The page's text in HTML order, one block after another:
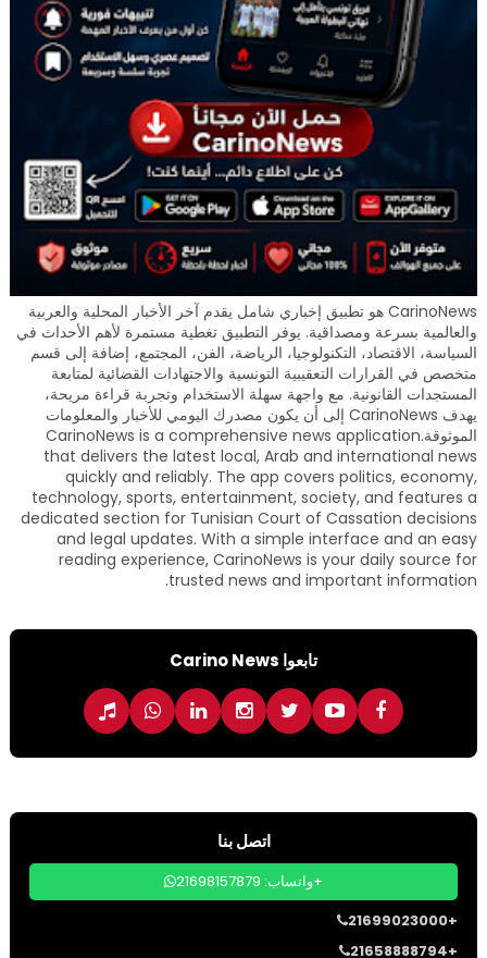
CarinoNews هو تطبيق إخباري شامل يقدم آخر الأخبار المحلية والعربية
والعالمية بسرعة ومصداقية. يوفر التطبيق تغطية مستمرة لأهم الأحداث في
السياسة، الاقتصاد، التكنولوجيا، الرياضة، الفن، المجتمع، إضافة إلى قسم
متخصص في القرارات التعقيبية التونسية والاجتهادات القضائية لمتابعة
المستجدات القانونية. مع واجهة سهلة الاستخدام وتجربة قراءة مريحة،
يهدف CarinoNews إلى أن يكون مصدرك اليومي للأخبار والمعلومات
الموثوقة.CarinoNews is a comprehensive news application
that delivers the latest local, Arab and international news
quickly and reliably. The app covers politics, economy,
technology, sports, entertainment, society, and features a
dedicated section for Tunisian Court of Cassation decisions
and legal updates. With a simple interface and an easy
reading experience, CarinoNews is your daily source for
trusted news and important information.
تابعوا Carino News
اتصل بنا
واتساب: 21698157879+
21699023000+
21658888794+